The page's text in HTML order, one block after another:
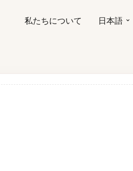
私たちについて 日本語